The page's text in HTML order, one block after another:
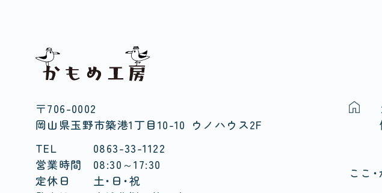
〒706-0002
岡山県玉野市築港1丁目10-10 ウノハウス2F
TEL
0863-33-1122
営業時間
08:30～17:30
定休日
土・日・祝
ここ